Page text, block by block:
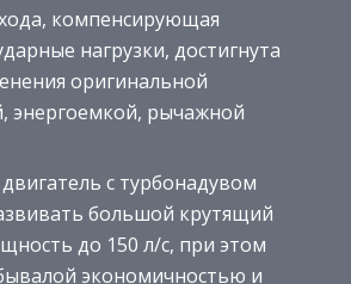
компенсирующая
нагрузки, достигнута
оригинальной
энергоемкой, рычажной
с турбонадувом
большой крутящий
до 150 л/с, при этом
экономичностью и